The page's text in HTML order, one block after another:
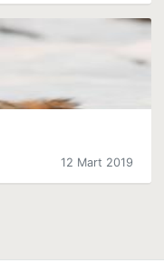
12 Mart 2019